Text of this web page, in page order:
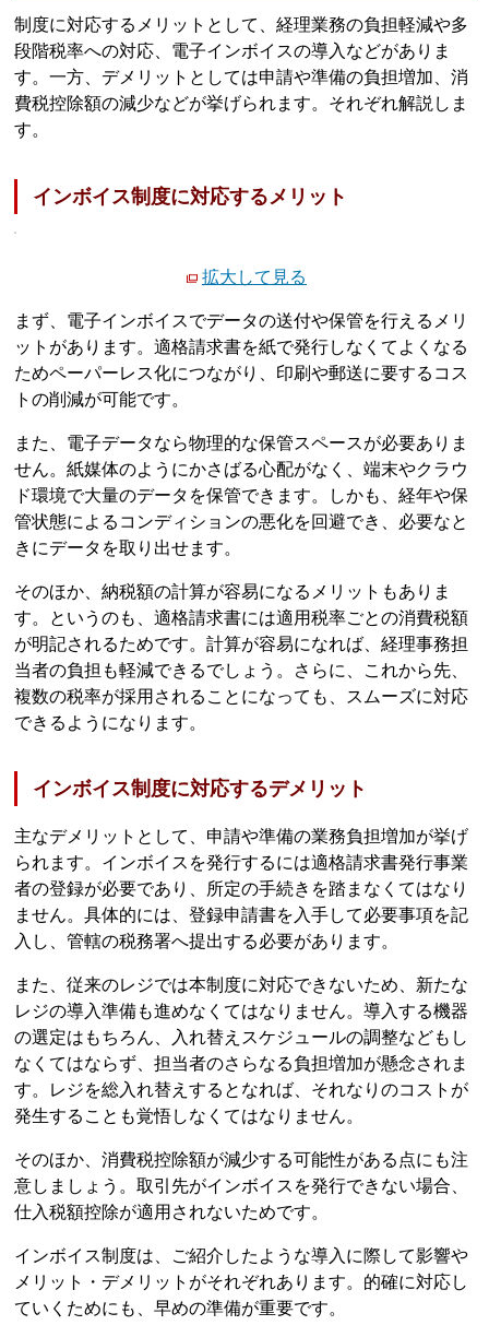
制度に対応するメリットとして、経理業務の負担軽減や多
段階税率への対応、電子インボイスの導入などがありま
す。一方、デメリットとしては申請や準備の負担増加、消
費税控除額の減少などが挙げられます。それぞれ解説しま
す。
インボイス制度に対応するメリット
拡大して見る
まず、電子インボイスでデータの送付や保管を行えるメリ
ットがあります。適格請求書を紙で発行しなくてよくなる
ためペーパーレス化につながり、印刷や郵送に要するコス
トの削減が可能です。
また、電子データなら物理的な保管スペースが必要ありま
せん。紙媒体のようにかさばる心配がなく、端末やクラウ
ド環境で大量のデータを保管できます。しかも、経年や保
管状態によるコンディションの悪化を回避でき、必要なと
きにデータを取り出せます。
そのほか、納税額の計算が容易になるメリットもありま
す。というのも、適格請求書には適用税率ごとの消費税額
が明記されるためです。計算が容易になれば、経理事務担
当者の負担も軽減できるでしょう。さらに、これから先、
複数の税率が採用されることになっても、スムーズに対応
できるようになります。
インボイス制度に対応するデメリット
主なデメリットとして、申請や準備の業務負担増加が挙げ
られます。インボイスを発行するには適格請求書発行事業
者の登録が必要であり、所定の手続きを踏まなくてはなり
ません。具体的には、登録申請書を入手して必要事項を記
入し、管轄の税務署へ提出する必要があります。
また、従来のレジでは本制度に対応できないため、新たな
レジの導入準備も進めなくてはなりません。導入する機器
の選定はもちろん、入れ替えスケジュールの調整などもし
なくてはならず、担当者のさらなる負担増加が懸念されま
す。レジを総入れ替えするとなれば、それなりのコストが
発生することも覚悟しなくてはなりません。
そのほか、消費税控除額が減少する可能性がある点にも注
意しましょう。取引先がインボイスを発行できない場合、
仕入税額控除が適用されないためです。
インボイス制度は、ご紹介したような導入に際して影響や
メリット・デメリットがそれぞれあります。的確に対応し
ていくためにも、早めの準備が重要です。